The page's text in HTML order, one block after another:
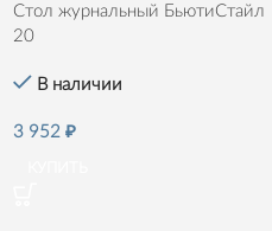
Стол журнальный БьютиСтайл
20
В наличии
3 952 ₽